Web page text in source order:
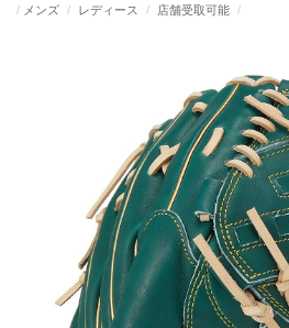
メンズ レディース 店舗受取可能